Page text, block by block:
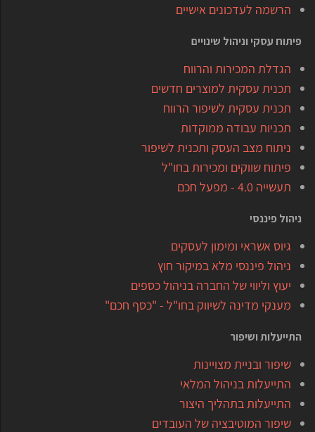
הרשמה לעדכונים אישיים
פיתוח עסקי וניהול שינויים
הגדלת המכירות והרווח
תכנית עסקית למוצרים חדשים
תכנית עסקית לשיפור הרווח
תכניות עבודה ממוקדות
ניתוח מצב העסק ותכנית לשיפור
פיתוח שווקים ומכירות בחו"ל
תעשייה 4.0 - מפעל חכם
ניהול פיננסי
גיוס אשראי ומימון לעסקים
ניהול פיננסי מלא במיקור חוץ
יעוץ וליווי של החברה בניהול כספים
מענקי מדינה לשיווק בחו"ל - "כסף חכם"
התייעלות ושיפור
שיפור ובניית מצויינות
התייעלות בניהול המלאי
התייעלות בתהליך היצור
שיפור המוטיבציה של העובדים